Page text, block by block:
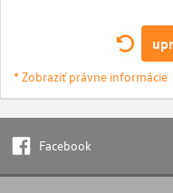
* Zobraziť právne informácie
Facebook